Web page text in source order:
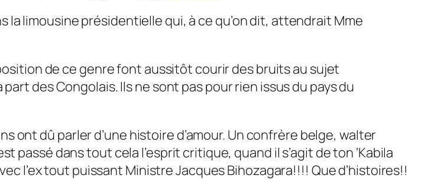
limousine présidentielle qui, à ce qu’on dit, attendrait Mme
de ce genre font aussitôt courir des bruits au sujet
des Congolais. Ils ne sont pas pour rien issus du pays du
ont dû parler d’une histoire d’amour. Un confrère belge, walter
passé dans tout cela l’esprit critique, quand il s’agit de ton ‘Kabila
l’ex tout puissant Ministre Jacques Bihozagara!!!! Que d’histoires!!